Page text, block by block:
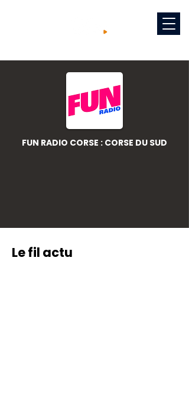
FUN RADIO CORSE : CORSE DU SUD
Le fil actu